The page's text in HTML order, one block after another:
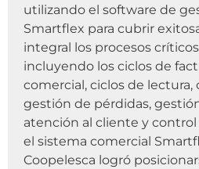
utilizando el software de
Smartflex para cubrir
integral los procesos
incluyendo los ciclos de
comercial, ciclos de lectura,
gestión de pérdidas,
atención al cliente y control
el sistema comercial
Coopelesca logró